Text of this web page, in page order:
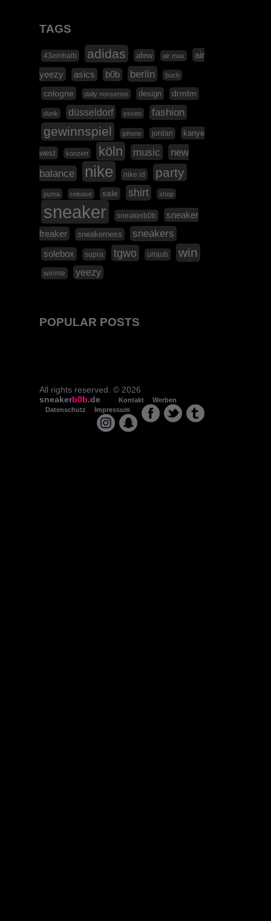
TAGS
43einhalb adidas afew air max
air
yeezy
asics b0b berlin buch
cologne daily nonsense design drmtm
dunk düsseldorf essen fashion
gewinnspiel iphone jordan kanye
west konzert köln music
new
balance
nike nike id party
puma release sale shirt shop
sneaker sneakerb0b
sneaker
freaker
sneakerness sneakers
solebox supra tgwo urlaub win
winme yeezy
POPULAR POSTS
All rights reserved. © 2026
sneakerb0b.de Kontakt
Werben
Datenschutz
Impressum